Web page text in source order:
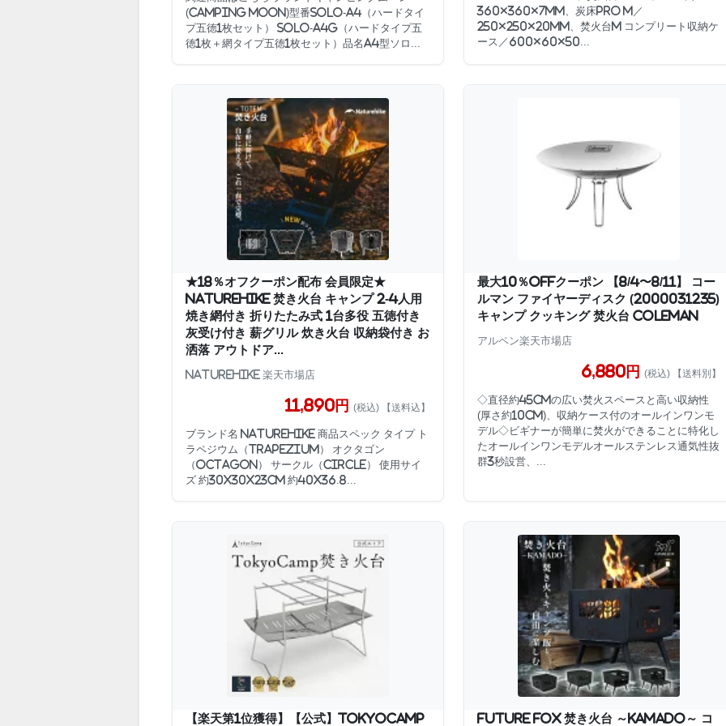
(CAMPING MOON)型番SOLO-A4（ハードタイ
プ五徳1枚セット） SOLO-A4G（ハードタイプ五
徳1枚＋網タイプ五徳1枚セット）品名A4型ソロ...
360×360×7mm、炭床Pro M／
250×250×20mm、焚火台M コンプリート収納ケ
ース／600×60×50...
★18％オフクーポン配布 会員限定★
Naturehike 焚き火台 キャンプ 2-4人用
焼き網付き 折りたたみ式 1台多役 五徳付き
灰受け付き 薪グリル 炊き火台 収納袋付き お
洒落 アウトドア...
Naturehike 楽天市場店
11,890円 (税込) 【送料込】
ブランド名 Naturehike 商品スペック タイプ ト
ラペジウム（Trapezium） オクタゴン
（Octagon） サークル（Circle） 使用サイ
ズ 約30x30x23cm 約40x36.8...
最大10％OFFクーポン 【8/4〜8/11】 コー
ルマン ファイヤーディスク (2000031235)
キャンプ クッキング 焚火台 Coleman
アルペン楽天市場店
6,880円 (税込) 【送料別】
◇直径約45cmの広い焚火スペースと高い収納性
(厚さ約10cm)、収納ケース付のオールインワンモ
デル◇ビギナーが簡単に焚火ができることに特化し
たオールインワンモデルオールステンレス通気性抜
群3秒設営、...
【楽天第1位獲得】【公式】TokyoCamp FUTURE FOX 焚き火台 ～KAMADO～ コ